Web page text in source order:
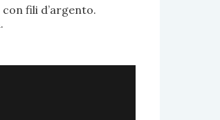
fili d’argento.